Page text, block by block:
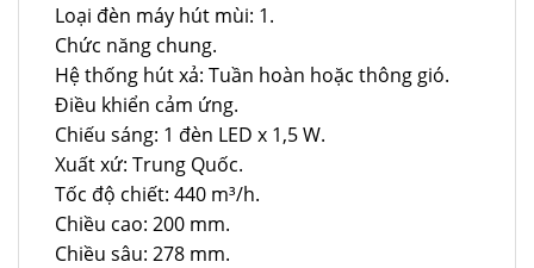
Loại đèn máy hút mùi: 1.
Chức năng chung.
Hệ thống hút xả: Tuần hoàn hoặc thông gió.
Điều khiển cảm ứng.
Chiếu sáng: 1 đèn LED x 1,5 W.
Xuất xứ: Trung Quốc.
Tốc độ chiết: 440 m³/h.
Chiều cao: 200 mm.
Chiều sâu: 278 mm.